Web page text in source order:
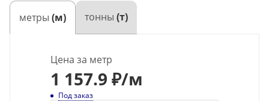
метры (м) тонны (т)
Цена за метр
1 157.9 ₽/м
Под заказ